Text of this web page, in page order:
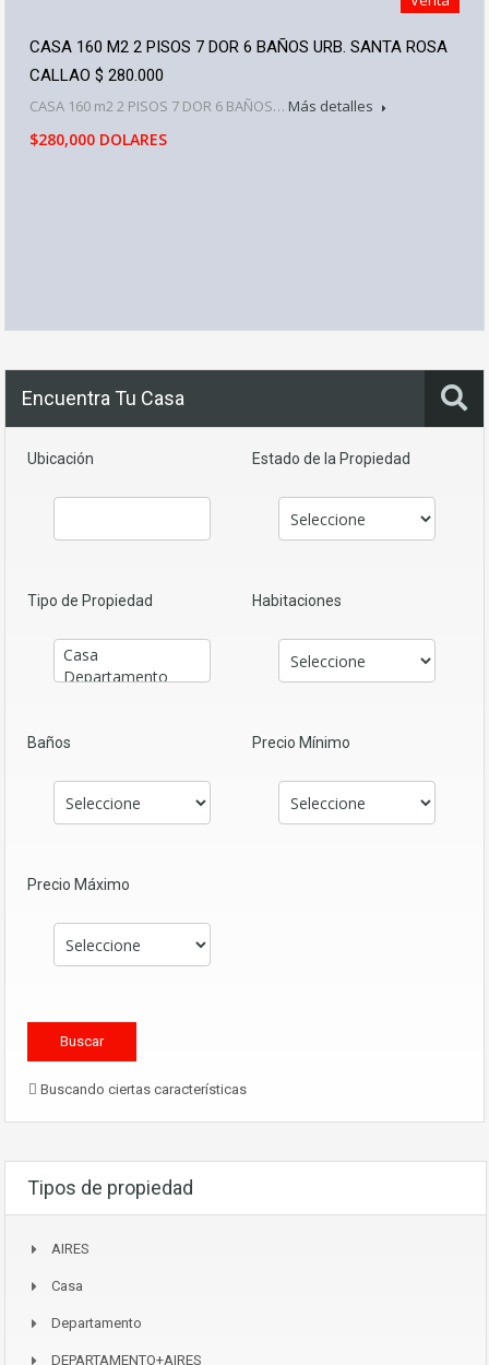
CASA 160 M2 2 PISOS 7 DOR 6 BAÑOS URB. SANTA ROSA
CALLAO $ 280.000
CASA 160 m2 2 PISOS 7 DOR 6 BAÑOS… Más detalles
$280,000 DOLARES
Encuentra Tu Casa
Ubicación Estado de la Propiedad
Tipo de Propiedad Habitaciones
Baños Precio Mínimo
Precio Máximo
Buscando ciertas características
Tipos de propiedad
AIRES
Casa
Departamento
DEPARTAMENTO+AIRES